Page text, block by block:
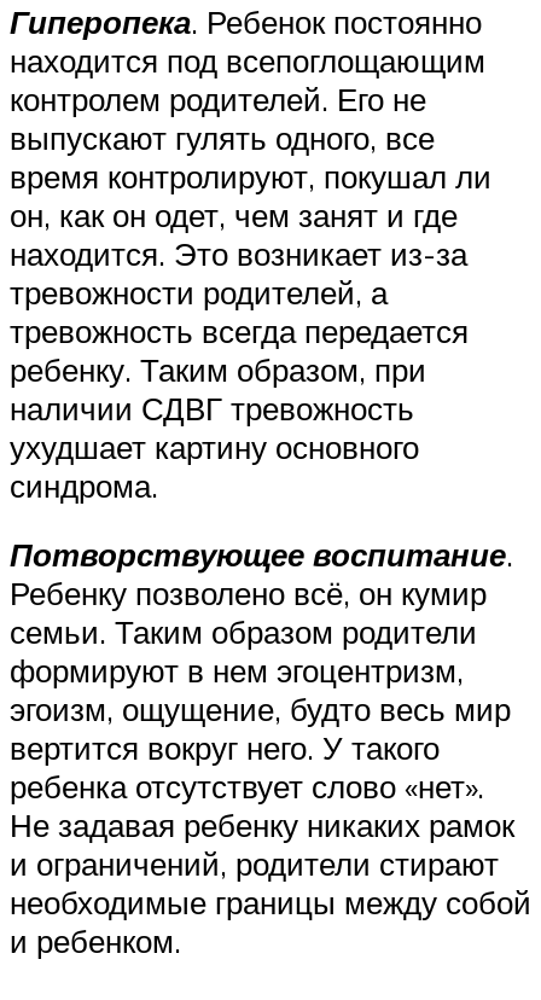
Гиперопека. Ребенок постоянно
находится под всепоглощающим
контролем родителей. Его не
выпускают гулять одного, все
время контролируют, покушал ли
он, как он одет, чем занят и где
находится. Это возникает из-за
тревожности родителей, а
тревожность всегда передается
ребенку. Таким образом, при
наличии СДВГ тревожность
ухудшает картину основного
синдрома.
Потворствующее воспитание.
Ребенку позволено всё, он кумир
семьи. Таким образом родители
формируют в нем эгоцентризм,
эгоизм, ощущение, будто весь мир
вертится вокруг него. У такого
ребенка отсутствует слово «нет».
Не задавая ребенку никаких рамок
и ограничений, родители стирают
необходимые границы между собой
и ребенком.